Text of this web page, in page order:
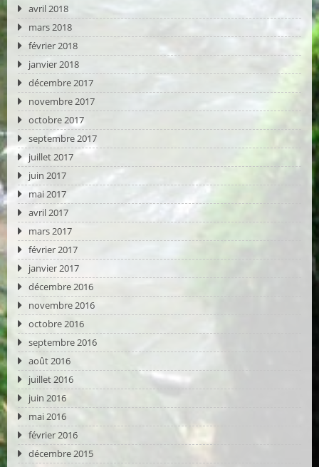
avril 2018
mars 2018
février 2018
janvier 2018
décembre 2017
novembre 2017
octobre 2017
septembre 2017
juillet 2017
juin 2017
mai 2017
avril 2017
mars 2017
février 2017
janvier 2017
décembre 2016
novembre 2016
octobre 2016
septembre 2016
août 2016
juillet 2016
juin 2016
mai 2016
février 2016
décembre 2015